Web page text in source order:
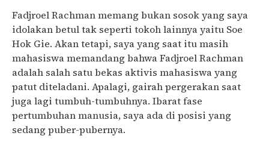
Fadjroel Rachman memang bukan sosok yang saya
idolakan betul tak seperti tokoh lainnya yaitu Soe
Hok Gie. Akan tetapi, saya yang saat itu masih
mahasiswa memandang bahwa Fadjroel Rachman
adalah salah satu bekas aktivis mahasiswa yang
patut diteladani. Apalagi, gairah pergerakan saat
juga lagi tumbuh-tumbuhnya. Ibarat fase
pertumbuhan manusia, saya ada di posisi yang
sedang puber-pubernya.